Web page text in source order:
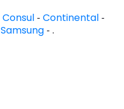
Consul - Continental -
Samsung- .